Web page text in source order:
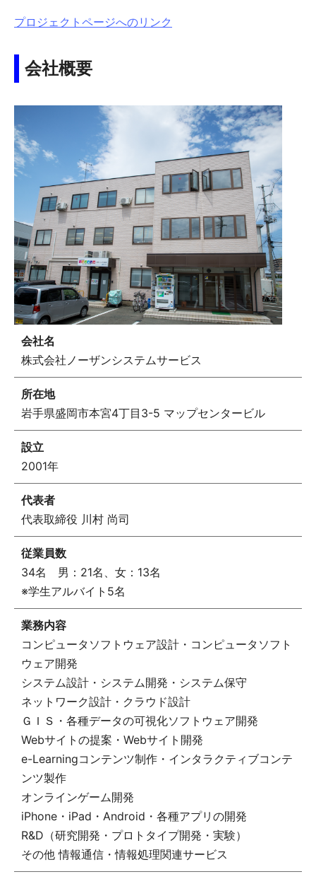
プロジェクトページへのリンク
会社概要
会社名
株式会社ノーザンシステムサービス
所在地
岩手県盛岡市本宮4丁目3-5 マップセンタービル
設立
2001年
代表者
代表取締役 川村 尚司
従業員数
34名 男：21名、女：13名
※学生アルバイト5名
業務内容
コンピュータソフトウェア設計・コンピュータソフト
ウェア開発
システム設計・システム開発・システム保守
ネットワーク設計・クラウド設計
ＧＩＳ・各種データの可視化ソフトウェア開発
Webサイトの提案・Webサイト開発
e-Learningコンテンツ制作・インタラクティブコンテ
ンツ製作
オンラインゲーム開発
iPhone・iPad・Android・各種アプリの開発
R&D（研究開発・プロトタイプ開発・実験）
その他 情報通信・情報処理関連サービス